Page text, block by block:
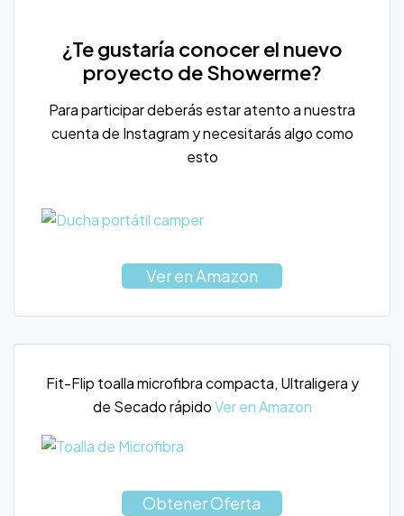
¿Te gustaría conocer el nuevo
proyecto de Showerme?
Para participar deberás estar atento a nuestra
cuenta de Instagram y necesitarás algo como
esto
Ver en Amazon
Fit-Flip toalla microfibra compacta, Ultraligera y
de Secado rápidoVer en Amazon
Obtener Oferta